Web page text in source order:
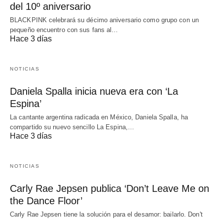
del 10º aniversario
BLACKPINK celebrará su décimo aniversario como grupo con un
pequeño encuentro con sus fans al…
Hace 3 días
NOTICIAS
Daniela Spalla inicia nueva era con ‘La
Espina’
La cantante argentina radicada en México, Daniela Spalla, ha
compartido su nuevo sencillo La Espina,…
Hace 3 días
NOTICIAS
Carly Rae Jepsen publica ‘Don’t Leave Me on
the Dance Floor’
Carly Rae Jepsen tiene la solución para el desamor: bailarlo. Don't